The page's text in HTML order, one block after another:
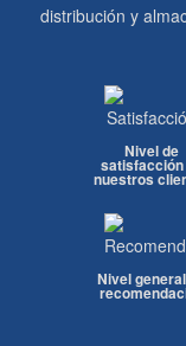
distribución y
Nivel de
satisfacción
nuestros
Nivel